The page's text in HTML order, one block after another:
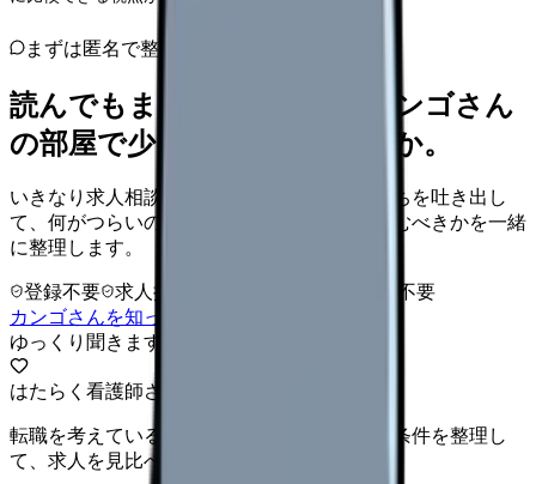
まずは匿名で整理
読んでもまだ苦しいなら、カンゴさん
の部屋で少し話してみませんか。
いきなり求人相談には進みません。今の気持ちを吐き出し
て、何がつらいのか、辞めるべきか、少し休むべきかを一緒
に整理します。
登録不要 求人押し売りなし
病院名は入力不要
カンゴさんを知ってから相談する
ゆっくり聞きます
はたらく看護師さん 求人
転職を考えている看護師さんへ。まずは希望条件を整理し
て、求人を見比べられます。